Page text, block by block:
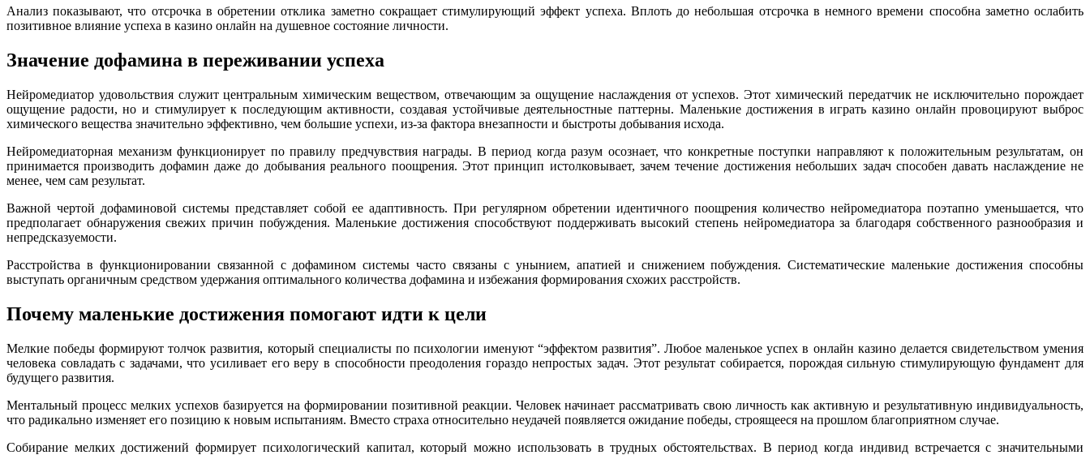
Анализ показывают, что отсрочка в обретении отклика заметно сокращает стимулирующий эффект успеха. Вплоть до небольшая отсрочка в немного времени способна заметно ослабить
позитивное влияние успеха в казино онлайн на душевное состояние личности.
Значение дофамина в переживании успеха
Нейромедиатор удовольствия служит центральным химическим веществом, отвечающим за ощущение наслаждения от успехов. Этот химический передатчик не исключительно порождает
ощущение радости, но и стимулирует к последующим активности, создавая устойчивые деятельностные паттерны. Маленькие достижения в играть казино онлайн провоцируют выброс
химического вещества значительно эффективно, чем большие успехи, из-за фактора внезапности и быстроты добывания исхода.
Нейромедиаторная механизм функционирует по правилу предчувствия награды. В период когда разум осознает, что конкретные поступки направляют к положительным результатам, он
принимается производить дофамин даже до добывания реального поощрения. Этот принцип истолковывает, зачем течение достижения небольших задач способен давать наслаждение не
менее, чем сам результат.
Важной чертой дофаминовой системы представляет собой ее адаптивность. При регулярном обретении идентичного поощрения количество нейромедиатора поэтапно уменьшается, что
предполагает обнаружения свежих причин побуждения. Маленькие достижения способствуют поддерживать высокий степень нейромедиатора за благодаря собственного разнообразия и
непредсказуемости.
Расстройства в функционировании связанной с дофамином системы часто связаны с унынием, апатией и снижением побуждения. Систематические маленькие достижения способны
выступать органичным средством удержания оптимального количества дофамина и избежания формирования схожих расстройств.
Почему маленькие достижения помогают идти к цели
Мелкие победы формируют толчок развития, который специалисты по психологии именуют “эффектом развития”. Любое маленькое успех в онлайн казино делается свидетельством умения
человека совладать с задачами, что усиливает его веру в способности преодоления гораздо непростых задач. Этот результат собирается, порождая сильную стимулирующую фундамент для
будущего развития.
Ментальный процесс мелких успехов базируется на формировании позитивной реакции. Человек начинает рассматривать свою личность как активную и результативную индивидуальность,
что радикально изменяет его позицию к новым испытаниям. Вместо страха относительно неудачей появляется ожидание победы, строящееся на прошлом благоприятном случае.
Собирание мелких достижений формирует психологический капитал, который можно использовать в трудных обстоятельствах. В период когда индивид встречается с значительными